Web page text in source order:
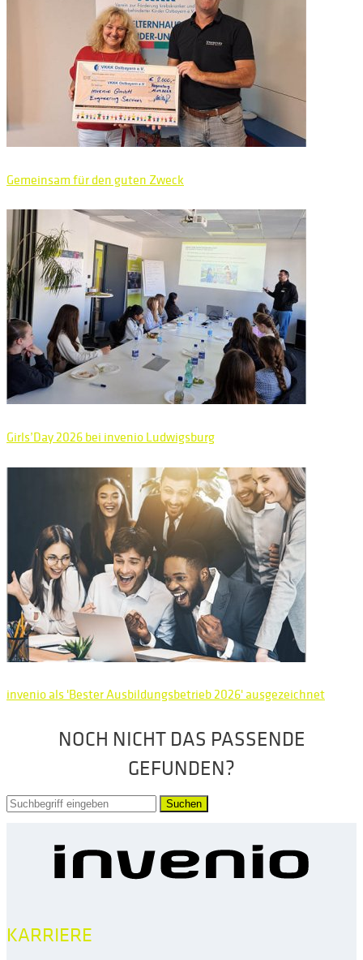
Gemeinsam für den guten Zweck
Girls’Day 2026 bei invenio Ludwigsburg
invenio als 'Bester Ausbildungsbetrieb 2026' ausgezeichnet
NOCH NICHT DAS PASSENDE
GEFUNDEN?
Suchen
KARRIERE